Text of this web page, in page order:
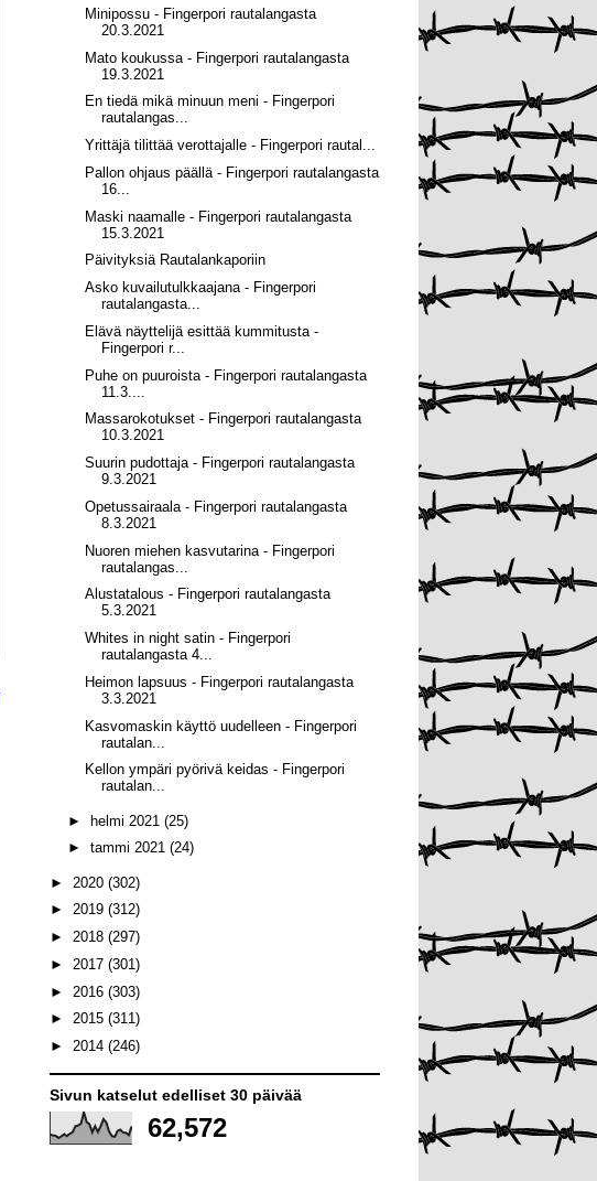
Minipossu - Fingerpori rautalangasta
20.3.2021
Mato koukussa - Fingerpori rautalangasta
19.3.2021
En tiedä mikä minuun meni - Fingerpori
rautalangas...
Yrittäjä tilittää verottajalle - Fingerpori rautal...
Pallon ohjaus päällä - Fingerpori rautalangasta
16...
Maski naamalle - Fingerpori rautalangasta
15.3.2021
Päivityksiä Rautalankaporiin
Asko kuvailutulkkaajana - Fingerpori
rautalangasta...
Elävä näyttelijä esittää kummitusta -
Fingerpori r...
Puhe on puuroista - Fingerpori rautalangasta
11.3....
Massarokotukset - Fingerpori rautalangasta
10.3.2021
Suurin pudottaja - Fingerpori rautalangasta
9.3.2021
Opetussairaala - Fingerpori rautalangasta
8.3.2021
Nuoren miehen kasvutarina - Fingerpori
rautalangas...
Alustatalous - Fingerpori rautalangasta
5.3.2021
Whites in night satin - Fingerpori
rautalangasta 4...
Heimon lapsuus - Fingerpori rautalangasta
3.3.2021
Kasvomaskin käyttö uudelleen - Fingerpori
rautalan...
Kellon ympäri pyörivä keidas - Fingerpori
rautalan...
► helmi 2021 (25)
► tammi 2021 (24)
► 2020 (302)
► 2019 (312)
► 2018 (297)
► 2017 (301)
► 2016 (303)
► 2015 (311)
► 2014 (246)
Sivun katselut edelliset 30 päivää
62,572